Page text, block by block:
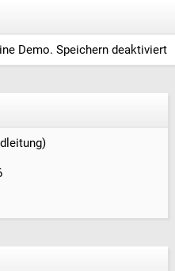
Demo. Speichern deaktiviert